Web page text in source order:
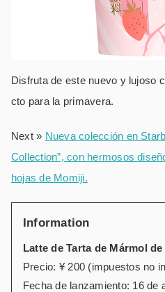
Disfruta de este nuevo y lujoso
cto para la primavera.
Next » Nueva colección en
Collection”, con hermosos
hojas de Momiji.
Information
Latte de Tarta de Mármol
Precio: ¥ 200 (impuestos no
Fecha de lanzamiento: 16 de